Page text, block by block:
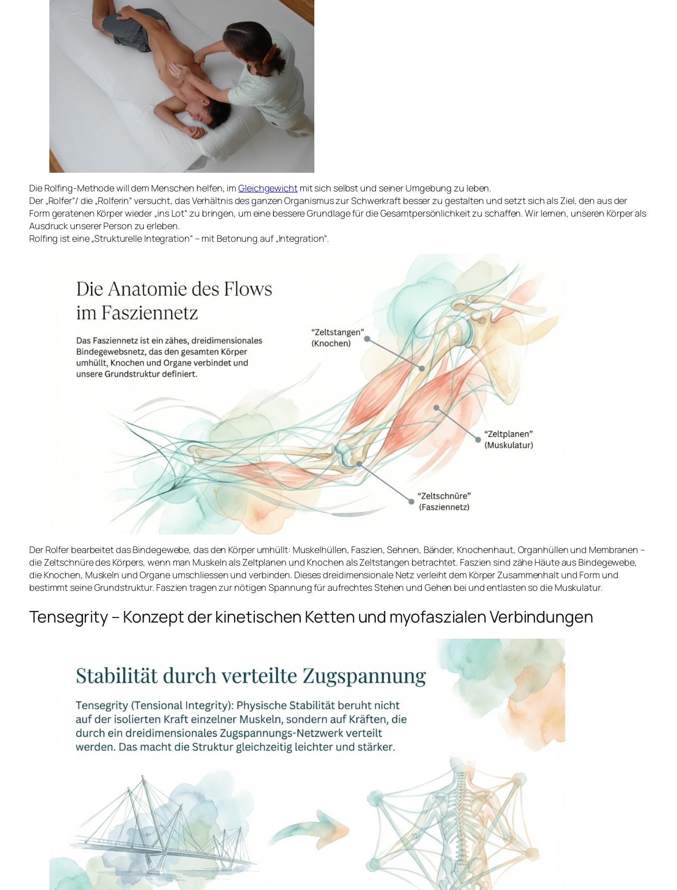
Die Rolfing-Methode will dem Menschen helfen, imGleichgewichtmit sich selbst und seiner Umgebung zu leben.
Der „Rolfer“/ die „Rolferin“ versucht, das Verhältnis des ganzen Organismus zur Schwerkraft besser zu gestalten und setzt sich als Ziel, den aus der
Form geratenen Körper wieder „ins Lot“ zu bringen, um eine bessere Grundlage für die Gesamtpersönlichkeit zu schaffen. Wir lernen, unseren Körper als
Ausdruck unserer Person zu erleben.
Rolfing ist eine „Strukturelle Integration“ – mit Betonung auf „Integration“.
Der Rolfer bearbeitet das Bindegewebe, das den Körper umhüllt: Muskelhüllen, Faszien, Sehnen, Bänder, Knochenhaut, Organhüllen und Membranen –
die Zeltschnüre des Körpers, wenn man Muskeln als Zeltplanen und Knochen als Zeltstangen betrachtet. Faszien sind zähe Häute aus Bindegewebe,
die Knochen, Muskeln und Organe umschliessen und verbinden. Dieses dreidimensionale Netz verleiht dem Körper Zusammenhalt und Form und
bestimmt seine Grundstruktur. Faszien tragen zur nötigen Spannung für aufrechtes Stehen und Gehen bei und entlasten so die Muskulatur.
Tensegrity – Konzept der kinetischen Ketten und myofaszialen Verbindungen